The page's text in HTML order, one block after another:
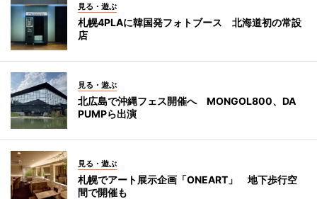
見る・遊ぶ
札幌4PLAに韓国発フォトブース 北海道初の常設
店
見る・遊ぶ
北広島で沖縄フェス開催へ MONGOL800、DA
PUMPら出演
見る・遊ぶ
札幌でアート展示企画「ONEART」 地下歩行空
間で開催も